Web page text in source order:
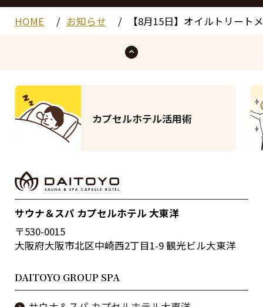
HOME お知らせ 【8月15日】オイルトリート
カプセルホテル活用術
サウナ＆スパ カプセルホテル 大東洋
〒530-0015
大阪府大阪市北区中崎西2丁目1-9 観光ビル大東洋
DAITOYO GROUP SPA